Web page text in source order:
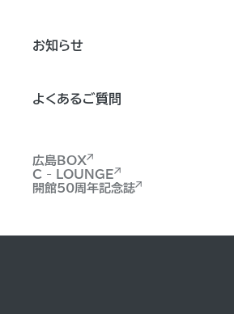
お知らせ
よくあるご質問
広島BOX
C - LOUNGE
開館50周年記念誌